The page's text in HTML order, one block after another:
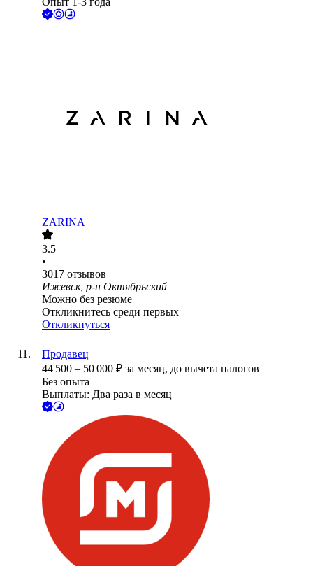
ZARINA
3.5
•
3017 отзывов
Ижевск, р-н Октябрьский
Можно без резюме
Откликнитесь среди первых
Откликнуться
Продавец
44 500 – 50 000 ₽ за месяц, до вычета налогов
Без опыта
Выплаты: Два раза в месяц